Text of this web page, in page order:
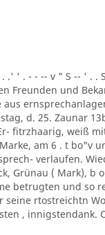
.' ' . - - -- v " S -- ' . .
Freunden und
d. 25. Zaunar
fitrzhaarig, weiß
am 6 . t bo"v
verlaufen.
Grünau ( Mark), b
betrugten und so
seine rtostreichtn
, innigstendank.